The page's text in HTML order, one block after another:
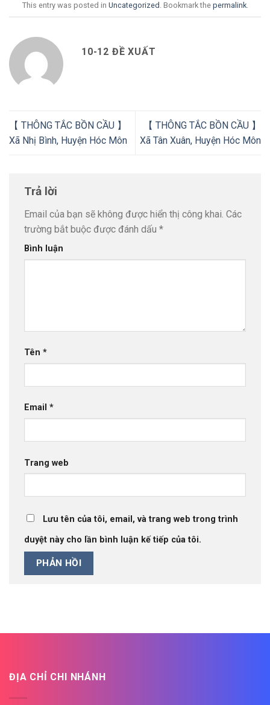
This entry was posted in Uncategorized . Bookmark the permalink.
10-12 ĐỀ XUẤT
【 THÔNG TẮC BỒN CẦU 】
Xã Nhị Bình, Huyện Hóc Môn
【 THÔNG TẮC BỒN CẦU 】
Xã Tân Xuân, Huyện Hóc Môn
Trả lời
Email của bạn sẽ không được hiển thị công khai. Các
trường bắt buộc được đánh dấu *
Bình luận
Tên *
Email *
Trang web
Lưu tên của tôi, email, và trang web trong trình
duyệt này cho lần bình luận kế tiếp của tôi.
ĐỊA CHỈ CHI NHÁNH